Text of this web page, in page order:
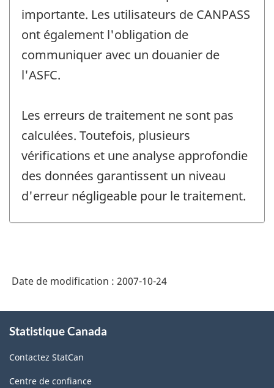
importante. Les utilisateurs de CANPASS
ont également l'obligation de
communiquer avec un douanier de
l'ASFC.
Les erreurs de traitement ne sont pas
calculées. Toutefois, plusieurs
vérifications et une analyse approfondie
des données garantissent un niveau
d'erreur négligeable pour le traitement.
Date de modification : 2007-10-24
propos
ce
site
Statistique Canada
Contactez StatCan
Centre de confiance